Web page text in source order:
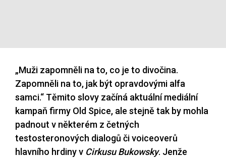
„Muži zapomněli na to, co je to divočina.
Zapomněli na to, jak být opravdovými alfa
samci.“ Těmito slovy začíná aktuální mediální
kampaň firmy Old Spice, ale stejně tak by mohla
padnout v některém z četných
testosteronových dialogů či voiceoverů
hlavního hrdiny v Cirkusu Bukowsky. Jenže